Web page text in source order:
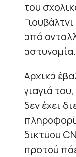
του
από
αστυνομία.
Αρχικά
γιαγιά
δεν έχει
δικτύου
προτού